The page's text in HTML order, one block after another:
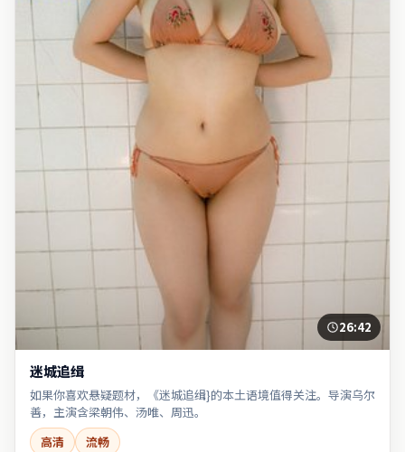
26:42
迷城追缉
如果你喜欢悬疑题材，《迷城追缉}的本土语境值得关注。导演乌尔
善，主演含梁朝伟、汤唯、周迅。
高清
流畅